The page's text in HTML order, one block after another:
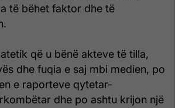
të bëhet faktor dhe të
që u bënë akteve të tilla,
dhe fuqia e saj mbi medien, po
e raporteve qytetar-
dhe po ashtu krijon një